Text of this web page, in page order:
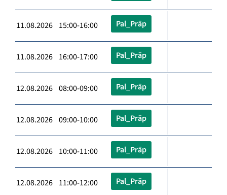
11.08.2026 15:00-16:00 Pal_Präp
11.08.2026 16:00-17:00 Pal_Präp
12.08.2026 08:00-09:00 Pal_Präp
12.08.2026 09:00-10:00 Pal_Präp
12.08.2026 10:00-11:00 Pal_Präp
12.08.2026 11:00-12:00 Pal_Präp